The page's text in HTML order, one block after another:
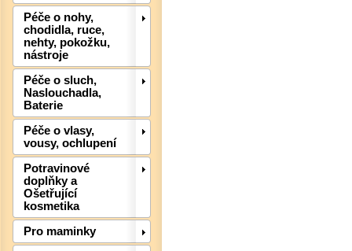
Péče o nohy,
chodidla, ruce,
nehty, pokožku,
nástroje
Péče o sluch,
Naslouchadla,
Baterie
Péče o vlasy,
vousy, ochlupení
Potravinové
doplňky a
Ošetřující
kosmetika
Pro maminky